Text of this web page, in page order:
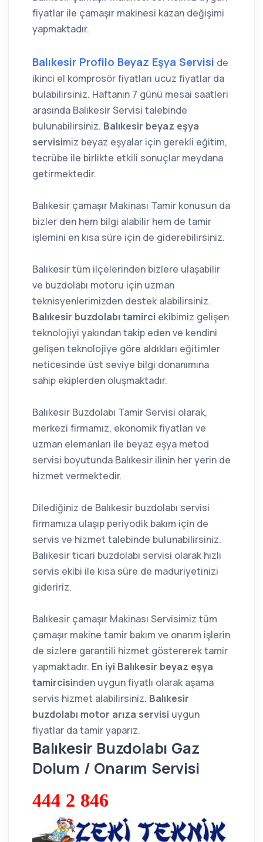
fiyatlar ile çamaşır makinesi kazan değişimi
yapmaktadır.
Balıkesir Profilo Beyaz Eşya Servisi de
ikinci el komprosör fiyatları ucuz fiyatlar da
bulabilirsiniz. Haftanın 7 günü mesai saatleri
arasında Balıkesir Servisi talebinde
bulunabilirsiniz. Balıkesir beyaz eşya
servisimiz beyaz eşyalar için gerekli eğitim,
tecrübe ile birlikte etkili sonuçlar meydana
getirmektedir.
Balıkesir çamaşır Makinası Tamir konusun da
bizler den hem bilgi alabilir hem de tamir
işlemini en kısa süre için de giderebilirsiniz.
Balıkesir tüm ilçelerinden bizlere ulaşabilir
ve buzdolabı motoru için uzman
teknisyenlerimizden destek alabilirsiniz.
Balıkesir buzdolabı tamirci ekibimiz gelişen
teknolojiyi yakından takip eden ve kendini
gelişen teknolojiye göre aldıkları eğitimler
neticesinde üst seviye bilgi donanımına
sahip ekiplerden oluşmaktadır.
Balıkesir Buzdolabı Tamir Servisi olarak,
merkezi firmamız, ekonomik fiyatları ve
uzman elemanları ile beyaz eşya metod
servisi boyutunda Balıkesir ilinin her yerin de
hizmet vermektedir.
Dilediğiniz de Balıkesir buzdolabı servisi
firmamıza ulaşıp periyodik bakım için de
servis ve hizmet talebinde bulunabilirsiniz.
Balıkesir ticari buzdolabı servisi olarak hızlı
servis ekibi ile kısa süre de maduriyetinizi
gideririz.
Balıkesir çamaşır Makinası Servisimiz tüm
çamaşır makine tamir bakım ve onarım işlerin
de sizlere garantili hizmet göstererek tamir
yapmaktadır. En iyi Balıkesir beyaz eşya
tamircisinden uygun fiyatlı olarak aşama
servis hizmet alabilirsiniz. Balıkesir
buzdolabı motor arıza servisi uygun
fiyatlar da tamir yaparız.
Balıkesir Buzdolabı Gaz
Dolum / Onarım Servisi
444 2 846